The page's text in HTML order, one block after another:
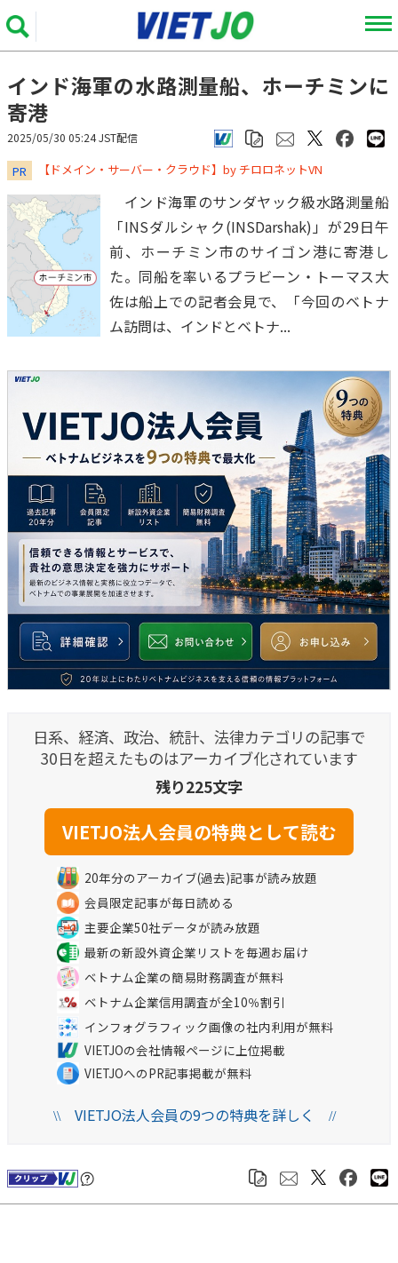
インド海軍の水路測量船、ホーチミンに
寄港
2025/05/30 05:24 JST配信
PR ​​​​​​​【ドメイン・サーバー・クラウド】by チロロネットVN
インド海軍のサンダヤック級水路測量船
「INSダルシャク(INSDarshak)」が29日午
前、ホーチミン市のサイゴン港に寄港し
た。同船を率いるプラビーン・トーマス大
佐は船上での記者会見で、「今回のベトナ
ム訪問は、インドとベトナ...
日系、経済、政治、統計、法律カテゴリの記事で
30日を超えたものはアーカイブ化されています
残り225文字
20年分のアーカイブ(過去)記事が読み放題
会員限定記事が毎日読める
主要企業50社データが読み放題
最新の新設外資企業リストを毎週お届け
ベトナム企業の簡易財務調査が無料
ベトナム企業信用調査が全10％割引
インフォグラフィック画像の社内利用が無料
VIETJOの会社情報ページに上位掲載
VIETJOへのPR記事掲載が無料
\\VIETJO法人会員の9つの特典を詳しく //